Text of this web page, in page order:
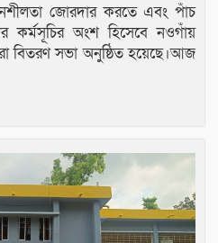
জোরদার করতে এবং পাঁচ
কর্মসূচির অংশ হিসেবে নওগাঁয়
বিতরণ সভা অনুষ্ঠিত হয়েছে।আজ